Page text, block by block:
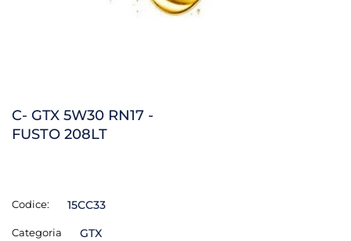
C- GTX 5W30 RN17 -
FUSTO 208LT
Codice: 15CC33
Categoria
GTX